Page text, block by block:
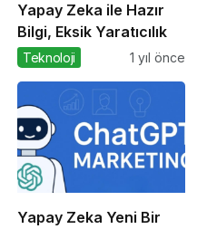
Yapay Zeka ile Hazır
Bilgi, Eksik Yaratıcılık
Teknoloji 1 yıl önce
Yapay Zeka Yeni Bir